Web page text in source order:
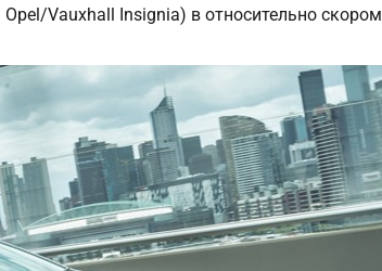
Vauxhall Insignia) в относительно скором